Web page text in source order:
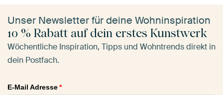
Unser Newsletter für deine Wohninspiration
10 % Rabatt auf dein erstes Kunstwerk
Wöchentliche Inspiration, Tipps und Wohntrends direkt in
dein Postfach.
E-Mail Adresse*